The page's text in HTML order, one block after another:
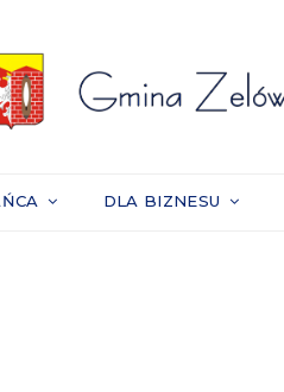
DLA BIZNESU